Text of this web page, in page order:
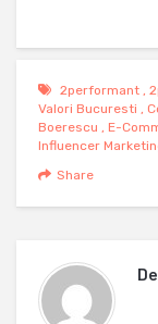
2performant ,
Valori Bucuresti ,
Boerescu , E-
Influencer
Share